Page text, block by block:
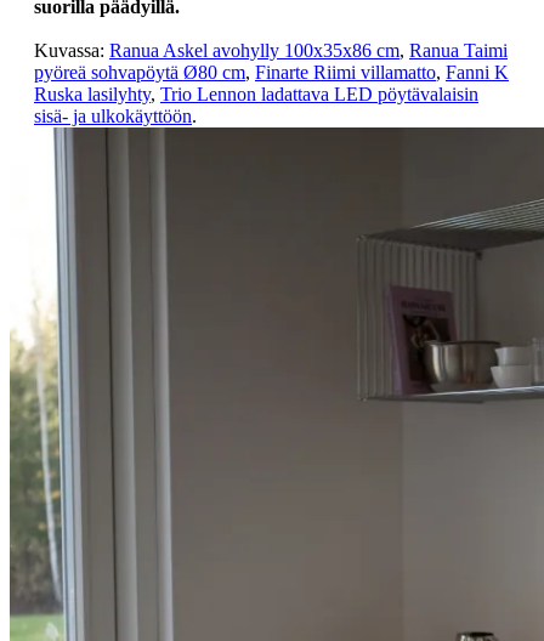
suorilla päädyillä.
Kuvassa: Ranua Askel avohylly 100x35x86 cm, Ranua Taimi
pyöreä sohvapöytä Ø80 cm, Finarte Riimi villamatto, Fanni K
Ruska lasilyhty, Trio Lennon ladattava LED pöytävalaisin
sisä- ja ulkokäyttöön.